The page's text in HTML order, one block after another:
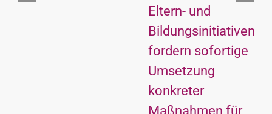
Eltern- und
Bildungsinitiativen
fordern sofortige
Umsetzung
konkreter
Maßnahmen für